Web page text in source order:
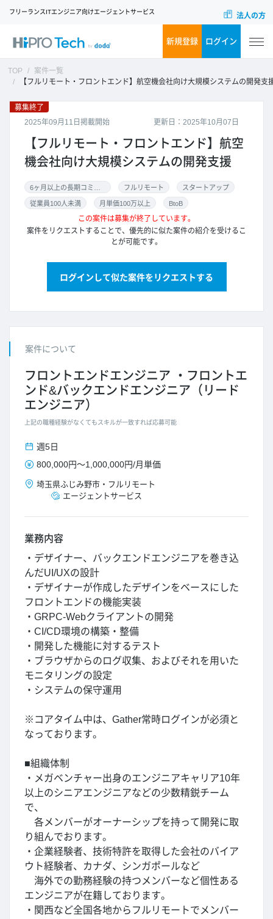
フリーランスITエンジニア向けエージェントサービス 法人の方
新規登録 ログイン
TOP
案件一覧
【フルリモート・フロントエンド】航空機会社向け大規模システムの開発支
更新日：2025年10月07日
募集終了
2025年09月11日掲載開始
【フルリモート・フロントエンド】航空
機会社向け大規模システムの開発支援
フルリモート スタートアップ
従業員100人未満 月単価100万以上 BtoB
この案件は募集が終了しています。
案件をリクエストすることで、優先的に似た案件の紹介を受けるこ
とが可能です。
ログインして似た案件をリクエストする
案件について
フロントエンドエンジニア
フロントエ
ンド&バックエンドエンジニア（リード
エンジニア）
上記の職種経験がなくてもスキルが一致すれば応募可能
週5日
800,000円～1,000,000円/月単価
埼玉県ふじみ野市 ・ フルリモート
エージェントサービス
業務内容
・デザイナー、バックエンドエンジニアを巻き込
んだUI/UXの設計
・デザイナーが作成したデザインをベースにした
フロントエンドの機能実装
・GRPC-Webクライアントの開発
・CI/CD環境の構築・整備
・開発した機能に対するテスト
・ブラウザからのログ収集、およびそれを用いた
モニタリングの設定
・システムの保守運用
※コアタイム中は、Gather常時ログインが必須と
なっております。
■組織体制
・メガベンチャー出身のエンジニアキャリア10年
以上のシニアエンジニアなどの少数精鋭チーム
で、
各メンバーがオーナーシップを持って開発に取
り組んでおります。
・企業経験者、技術特許を取得した会社のバイア
ウト経験者、カナダ、シンガポールなど
海外での勤務経験の持つメンバーなど個性ある
エンジニアが在籍しております。
・関西など全国各地からフルリモートでメンバー